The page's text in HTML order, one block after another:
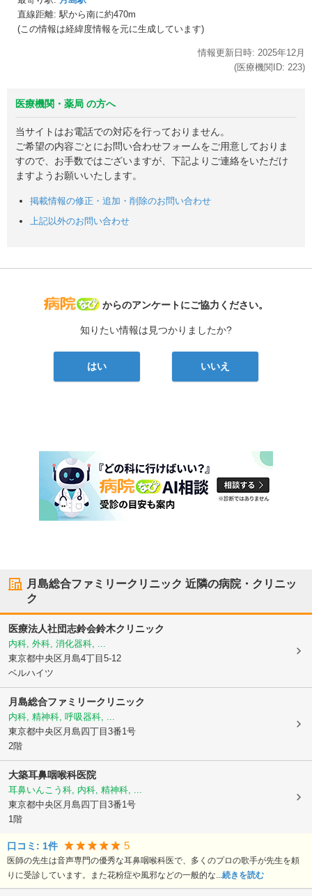
直線距離: 駅から南に約470m
(この情報は経緯度情報を元に生成しています)
情報更新日時: 2025年12月
(医療機関ID: 223)
医療機関・薬局 の方へ
当サイトはお電話での対応を行っておりません。
ご希望の内容ごとにお問い合わせフォームをご用意しておりま
すので、お手数ではございますが、下記よりご連絡をいただけ
ますようお願いいたします。
掲載情報の修正・追加・削除のお問い合わせ
上記以外のお問い合わせ
病院なび
からのアンケートにご協力ください。
知りたい情報は見つかりましたか?
はい いいえ
月島総合ファミリークリニック 近隣の病院・クリニッ
ク
医療法人社団志鈴会鈴木クリニック
内科, 外科, 消化器科, ...
東京都中央区 月島4丁目5-12
ベルハイツ
月島総合ファミリークリニック
内科, 精神科, 呼吸器科, ...
東京都中央区 月島四丁目3番1号
2階
大築耳鼻咽喉科医院
耳鼻いんこう科, 内科, 精神科, ...
東京都中央区 月島四丁目3番1号
1階
口コミ: 1件 5
医師の先生は音声専門の優秀な耳鼻咽喉科医で、多くのプロの歌手が先生を頼
りに受診しています。また花粉症や風邪などの一般的な... 続きを読む